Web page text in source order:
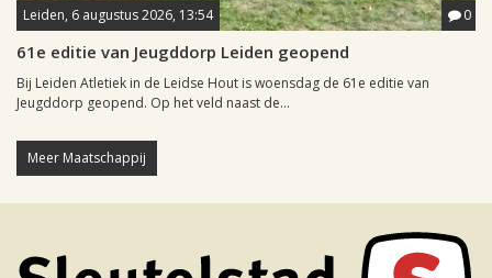
Leiden, 6 augustus 2026, 13:54 0
61e editie van Jeugddorp Leiden geopend
Bij Leiden Atletiek in de Leidse Hout is woensdag de 61e editie van
Jeugddorp geopend. Op het veld naast de...
Meer Maatschappij